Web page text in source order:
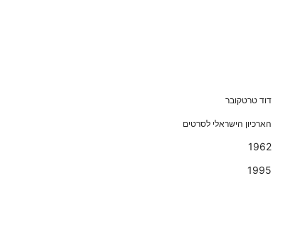
דוד טרטקובר
הארכיון הישראלי לסרטים
1962
1995